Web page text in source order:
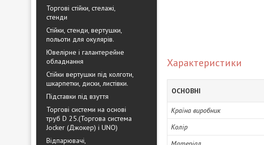
Торгові стійки, стелажі,
стенди
Стійки, стенди, вертушки,
польоти для окулярів.
Ювелірне і галантерейне
обладнання
Стійки вертушки під колготи,
шкарпетки, диски, листівки.
Підставки під взуття
Торгові системи на основі
труб D 25.(Торгова система
Jocker (Джокер) і UNO)
Відпарювачі,
Характеристики
ОСНОВНІ
Країна виробник
Колір